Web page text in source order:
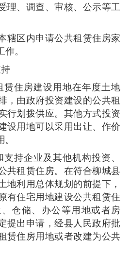
理、调查、审核、公示等工
辖区内申请公共租赁住房家
。
赁住房建设用地在年度土地
，由政府投资建设的公共租
行划拨供应。其他方式投资
设用地可以采用出让、作价
支持企业及其他机构投资、
共租赁住房。在符合柳城县
地利用总体规划的前提下，
有住宅用地建设公共租赁住
仓储、办公等用地或者房
提出申请，经县人民政府批
赁住房用地或者改建为公共